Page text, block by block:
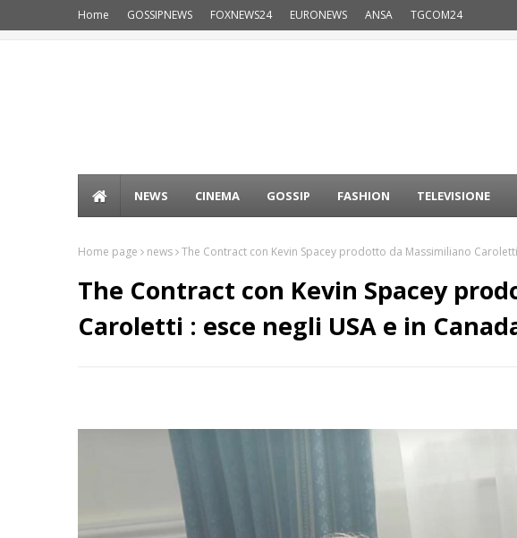
Home GOSSIPNEWS FOXNEWS24 EURONEWS ANSA TGCOM24
NEWS CINEMA GOSSIP FASHION TELEVISIONE
Home page news The Contract con Kevin Spacey prodotto da Massimiliano
The Contract con Kevin Spacey
Caroletti : esce negli USA e in